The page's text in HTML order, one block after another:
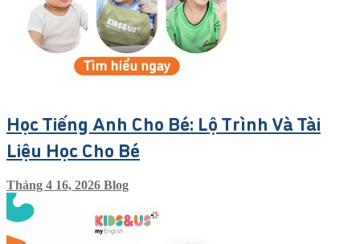
Học Tiếng Anh Cho Bé: Lộ Trình Và Tài
Liệu Học Cho Bé
Tháng 4 16, 2026 Blog